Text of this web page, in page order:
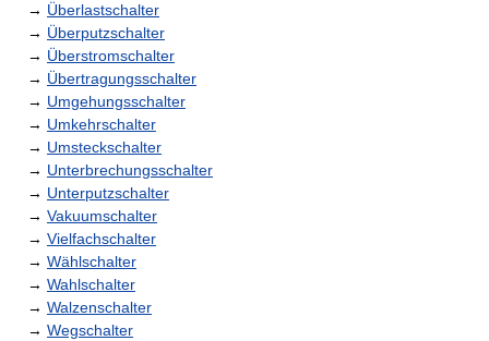
→ Überlastschalter
→ Überputzschalter
→ Überstromschalter
→ Übertragungsschalter
→ Umgehungsschalter
→ Umkehrschalter
→ Umsteckschalter
→ Unterbrechungsschalter
→ Unterputzschalter
→ Vakuumschalter
→ Vielfachschalter
→ Wählschalter
→ Wahlschalter
→ Walzenschalter
→ Wegschalter